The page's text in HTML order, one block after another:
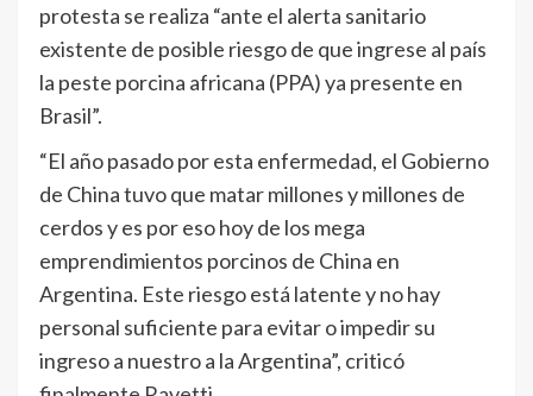
protesta se realiza “ante el alerta sanitario
existente de posible riesgo de que ingrese al país
la peste porcina africana (PPA) ya presente en
Brasil”.
“El año pasado por esta enfermedad, el Gobierno
de China tuvo que matar millones y millones de
cerdos y es por eso hoy de los mega
emprendimientos porcinos de China en
Argentina. Este riesgo está latente y no hay
personal suficiente para evitar o impedir su
ingreso a nuestro a la Argentina”, criticó